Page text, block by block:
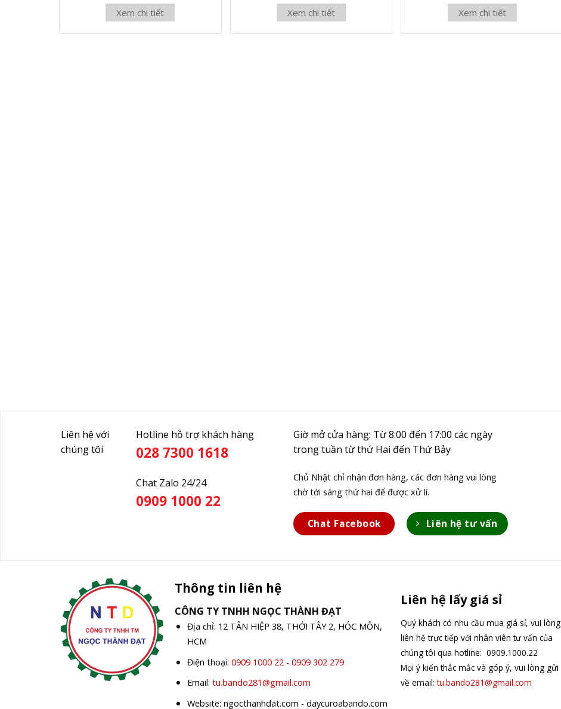
Xem chi tiết Xem chi tiết Xem chi tiết
Liên hệ với
chúng tôi
Hotline hỗ trợ khách hàng
028 7300 1618
Chat Zalo 24/24
0909 1000 22
Giờ mở cửa hàng: Từ 8:00 đến 17:00 các ngày
trong tuần từ thứ Hai đến Thứ Bảy
Chủ Nhật chỉ nhận đơn hàng, các đơn hàng vui lòng
chờ tới sáng thứ hai để được xử lí.
Chat Facebook Liên hệ tư vấn
Thông tin liên hệ
CÔNG TY TNHH NGỌC THÀNH ĐẠT
Địa chỉ: 12 TÂN HIỆP 38, THỚI TÂY 2, HÓC MÔN,
HCM
Điện thoại:0909 1000 22 -0909 302 279
Email:tu.bando281@gmail.com
Website: ngocthanhdat.com - daycuroabando.com
Liên hệ lấy giá sỉ
Quý khách có nhu cầu mua giá sỉ, vui lòng
liên hệ trực tiếp với nhân viên tư vấn của
chúng tôi qua hotline: 0909.1000.22
Mọi ý kiến thắc mắc và góp ý, vui lòng gửi
về email:tu.bando281@gmail.com